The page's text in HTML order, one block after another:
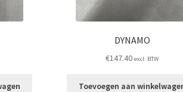
DYNAMO
€147.40 excl. BTW
Toevoegen aan